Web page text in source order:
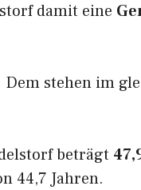
damit eine
Dem stehen im
beträgt
44,7 Jahren.